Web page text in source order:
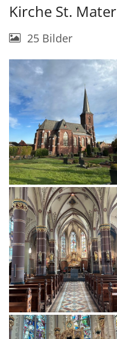
Kirche St.
25 Bilder